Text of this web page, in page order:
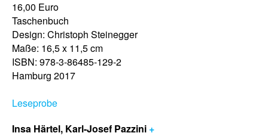
Insa Härtel, Karl-Josef Pazzini +
16,00 Euro
Taschenbuch
Design: Christoph Steinegger
Maße: 16,5 x 11,5 cm
ISBN: 978-3-86485-129-2
Hamburg 2017
Leseprobe